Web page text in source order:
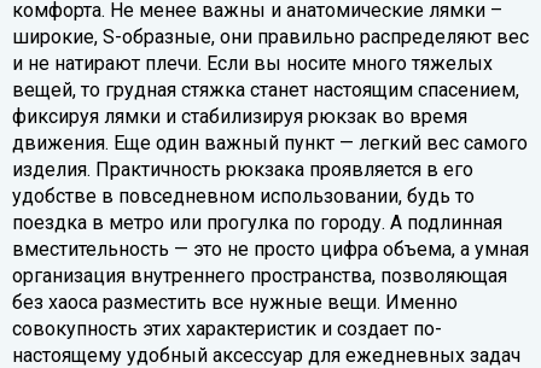
комфорта. Не менее важны и анатомические лямки –
широкие, S-образные, они правильно распределяют вес
и не натирают плечи. Если вы носите много тяжелых
вещей, то грудная стяжка станет настоящим спасением,
фиксируя лямки и стабилизируя рюкзак во время
движения. Еще один важный пункт — легкий вес самого
изделия. Практичность рюкзака проявляется в его
удобстве в повседневном использовании, будь то
поездка в метро или прогулка по городу. А подлинная
вместительность — это не просто цифра объема, а умная
организация внутреннего пространства, позволяющая
без хаоса разместить все нужные вещи. Именно
совокупность этих характеристик и создает по-
настоящему удобный аксессуар для ежедневных задач